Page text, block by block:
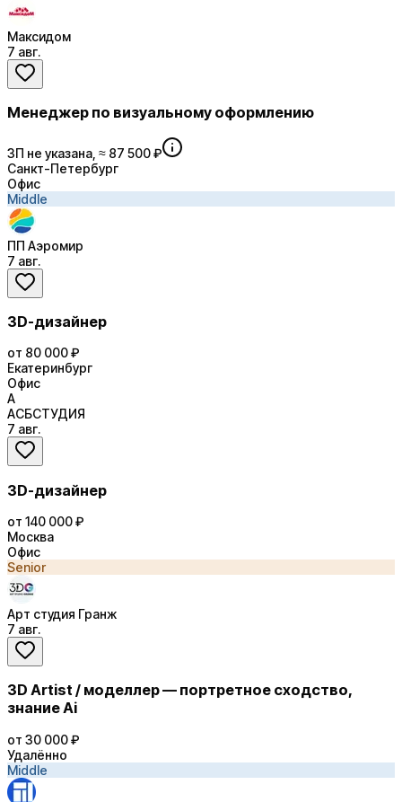
Максидом
7 авг.
Менеджер по визуальному оформлению
ЗП не указана, ≈ 87 500 ₽
Санкт-Петербург
Офис
Middle
ПП Аэромир
7 авг.
3D-дизайнер
от 80 000 ₽
Екатеринбург
Офис
А
АСБСТУДИЯ
7 авг.
3D-дизайнер
от 140 000 ₽
Москва
Офис
Senior
Арт студия Гранж
7 авг.
3D Artist / моделлер — портретное сходство,
знание Ai
от 30 000 ₽
Удалённо
Middle